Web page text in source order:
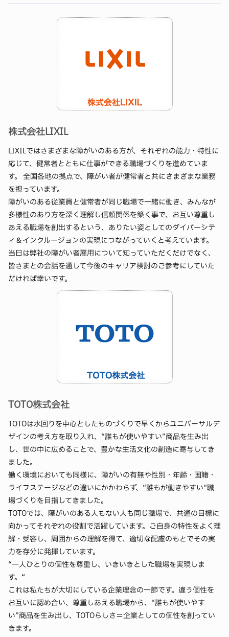
株式会社LIXIL
LIXILではさまざまな障がいのある方が、それぞれの能力・特性に
応じて、健常者とともに仕事ができる職場づくりを進めていま
す。 全国各地の拠点で、障がい者が健常者と共にさまざまな業務
を担っています。
障がいのある従業員と健常者が同じ職場で一緒に働き、みんなが
多様性のあり方を深く理解し信頼関係を築く事で、お互い尊重し
あえる職場を創出するという、ありたい姿としてのダイバーシテ
ィ＆インクルージョンの実現につながっていくと考えています。
当日は弊社の障がい者雇用について知っていただくだけでなく、
皆さまとの会話を通して今後のキャリア検討のご参考にしていた
だければ幸いです。
TOTO株式会社
TOTOは水回りを中心としたものづくりで早くからユニバーサルデ
ザインの考え方を取り入れ、“誰もが使いやすい”商品を生み出
し、世の中に広めることで、豊かな生活文化の創造に寄与してき
ました。
働く環境においても同様に、障がいの有無や性別・年齢・国籍・
ライフステージなどの違いにかかわらず、“誰もが働きやすい“職
場づくりを目指してきました。
TOTOでは、障がいのある人もない人も同じ職場で、共通の目標に
向かってそれぞれの役割で活躍しています。ご自身の特性をよく理
解・受容し、周囲からの理解を得て、適切な配慮のもとでその実
力を存分に発揮しています。
“一人ひとりの個性を尊重し、いきいきとした職場を実現しま
す。“
これは私たちが大切にしている企業理念の一節です。違う個性を
お互いに認め合い、尊重しあえる職場から、“誰もが使いやす
い”商品を生み出し、TOTOらしさ＝企業としての個性を創ってい
きます。